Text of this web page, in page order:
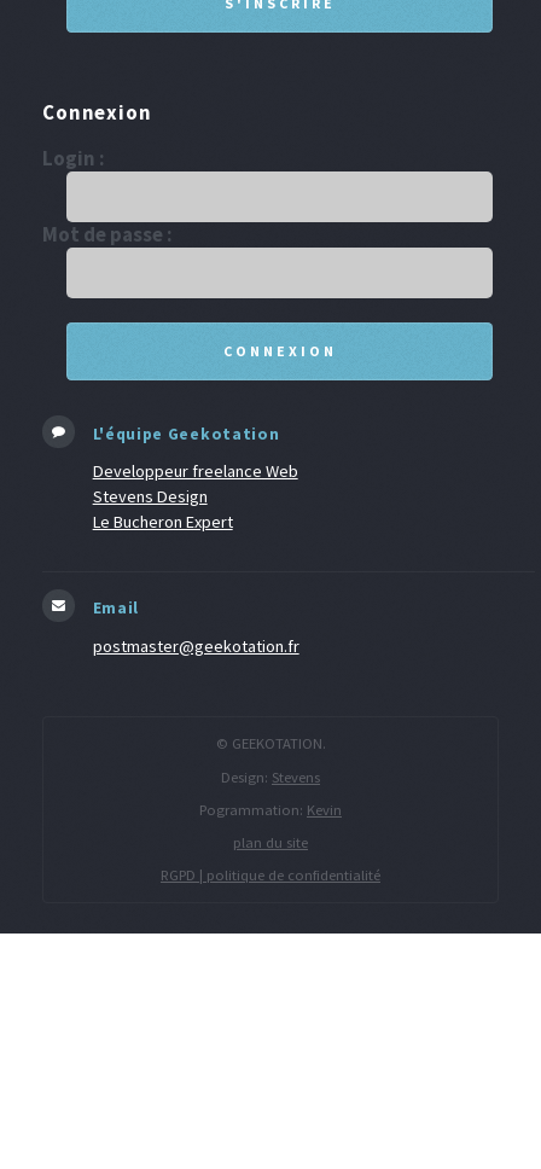
Connexion
Login :
Mot de passe :
L'équipe Geekotation
Developpeur freelance Web
Stevens Design
Le Bucheron Expert
Email
postmaster@geekotation.fr
© GEEKOTATION.
Design: Stevens
Pogrammation: Kevin
plan du site
RGPD | politique de confidentialité